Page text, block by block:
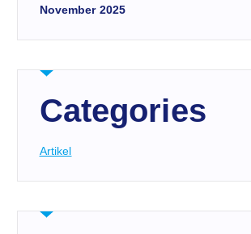
November 2025
Categories
Artikel